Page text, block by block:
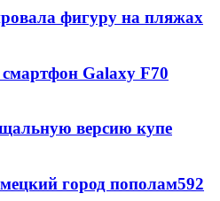
фигуру на пляжах
смартфон Galaxy F70
версию купе
город пополам592